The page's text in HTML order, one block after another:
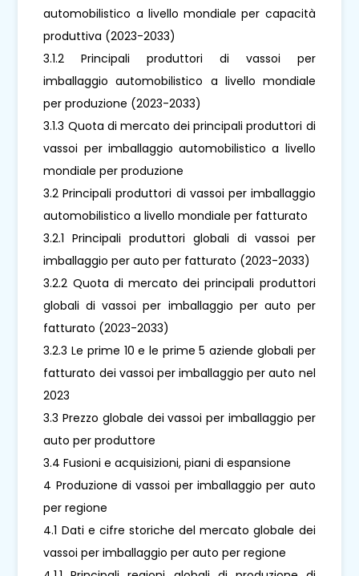
automobilistico a livello mondiale per capacità
produttiva (2023-2033)
3.1.2 Principali produttori di vassoi per
imballaggio automobilistico a livello mondiale
per produzione (2023-2033)
3.1.3 Quota di mercato dei principali produttori di
vassoi per imballaggio automobilistico a livello
mondiale per produzione
3.2 Principali produttori di vassoi per imballaggio
automobilistico a livello mondiale per fatturato
3.2.1 Principali produttori globali di vassoi per
imballaggio per auto per fatturato (2023-2033)
3.2.2 Quota di mercato dei principali produttori
globali di vassoi per imballaggio per auto per
fatturato (2023-2033)
3.2.3 Le prime 10 e le prime 5 aziende globali per
fatturato dei vassoi per imballaggio per auto nel
2023
3.3 Prezzo globale dei vassoi per imballaggio per
auto per produttore
3.4 Fusioni e acquisizioni, piani di espansione
4 Produzione di vassoi per imballaggio per auto
per regione
4.1 Dati e cifre storiche del mercato globale dei
vassoi per imballaggio per auto per regione